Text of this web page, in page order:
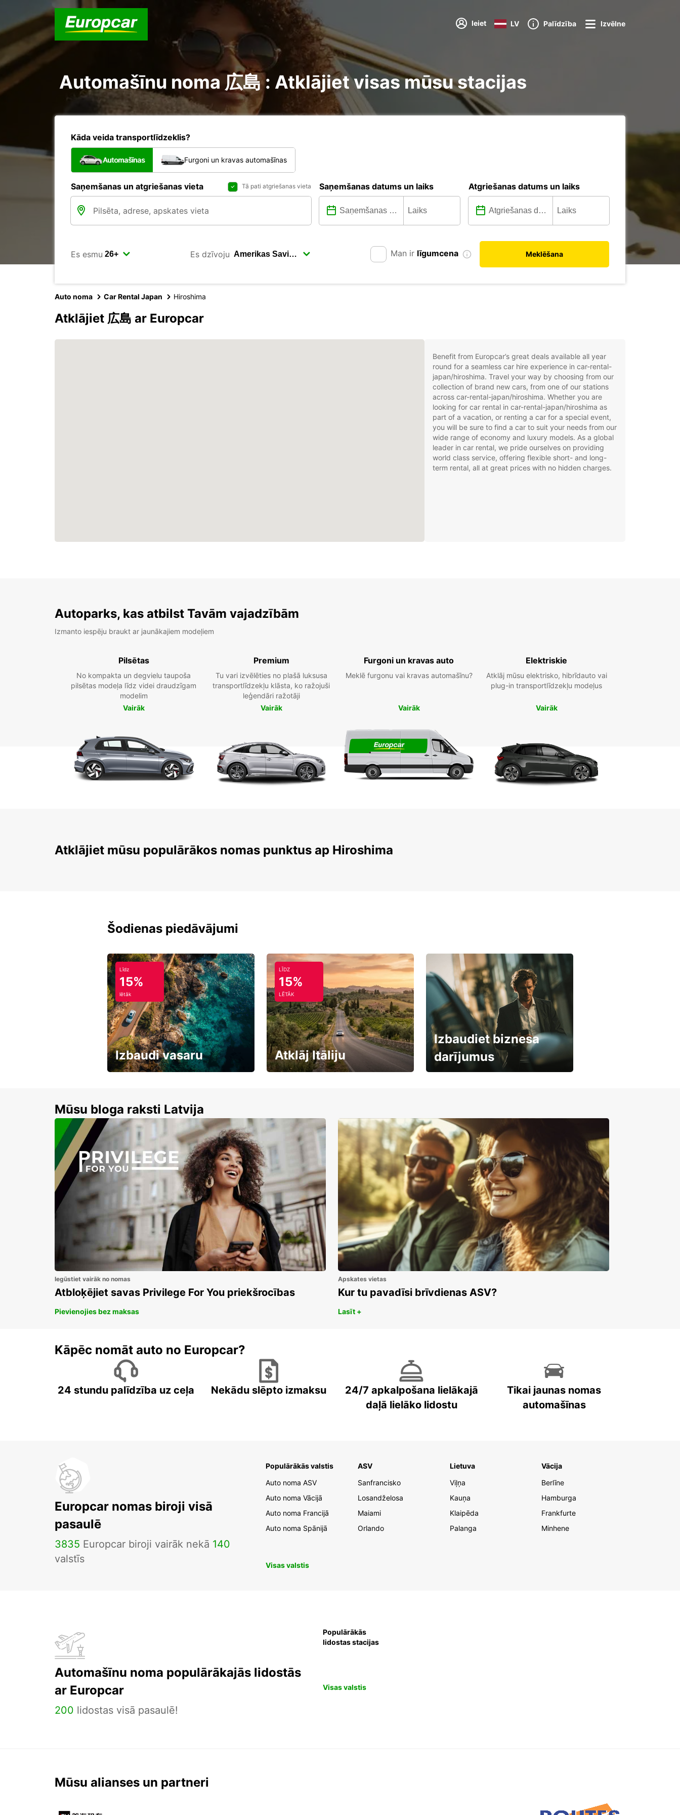
Ieiet LV Palīdzība Izvēlne
Automašīnu noma 広島 : Atklājiet visas mūsu stacijas
Kāda veida transportlīdzeklis?
Automašīnas Furgoni un kravas automašīnas
Saņemšanas un atgriešanas vieta Tā pati atgriešanas vieta Saņemšanas datums un laiks Atgriešanas datums un laiks
Es esmu Es dzīvoju Man ir līgumcena Meklēšana
Auto noma Car Rental Japan Hiroshima
Atklājiet 広島 ar Europcar
Benefit from Europcar’s great deals available all year
round for a seamless car hire experience in car-rental-
japan/hiroshima. Travel your way by choosing from our
collection of brand new cars, from one of our stations
across car-rental-japan/hiroshima. Whether you are
looking for car rental in car-rental-japan/hiroshima as
part of a vacation, or renting a car for a special event,
you will be sure to find a car to suit your needs from our
wide range of economy and luxury models. As a global
leader in car rental, we pride ourselves on providing
world class service, offering flexible short- and long-
term rental, all at great prices with no hidden charges.
Autoparks, kas atbilst Tavām vajadzībām
Izmanto iespēju braukt ar jaunākajiem modeļiem
Pilsētas
No kompakta un degvielu taupoša
pilsētas modeļa līdz videi draudzīgam
modelim
Vairāk
Premium
Tu vari izvēlēties no plašā luksusa
transportlīdzekļu klāsta, ko ražojuši
leģendāri ražotāji
Vairāk
Furgoni un kravas auto
Meklē furgonu vai kravas automašīnu?
Vairāk
Elektriskie
Atklāj mūsu elektrisko, hibrīdauto vai
plug-in transportlīdzekļu modeļus
Vairāk
Atklājiet mūsu populārākos nomas punktus ap Hiroshima
Šodienas piedāvājumi
Līdz
15%
lētāk
Izbaudi vasaru
LĪDZ
15%
LĒTĀK
Atklāj Itāliju
Izbaudiet biznesa
darījumus
Mūsu bloga raksti Latvija
Iegūstiet vairāk no nomas
Atbloķējiet savas Privilege For You priekšrocības
Pievienojies bez maksas
Apskates vietas
Kur tu pavadīsi brīvdienas ASV?
Lasīt +
Kāpēc nomāt auto no Europcar?
24 stundu palīdzība uz ceļa Nekādu slēpto izmaksu
24/7 apkalpošana lielākajā
daļā lielāko lidostu
Tikai jaunas nomas
automašīnas
Europcar nomas biroji visā
pasaulē
3835 Europcar biroji vairāk nekā 140
valstīs
Populārākās valstis
Auto noma ASV
Auto noma Vācijā
Auto noma Francijā
Auto noma Spānijā
ASV
Sanfrancisko
Losandželosa
Maiami
Orlando
Lietuva
Viļņa
Kauņa
Klaipēda
Palanga
Vācija
Berlīne
Hamburga
Frankfurte
Minhene
Visas valstis
Automašīnu noma populārākajās lidostās
ar Europcar
200 lidostas visā pasaulē!
Populārākās
lidostas stacijas
Visas valstis
Mūsu alianses un partneri